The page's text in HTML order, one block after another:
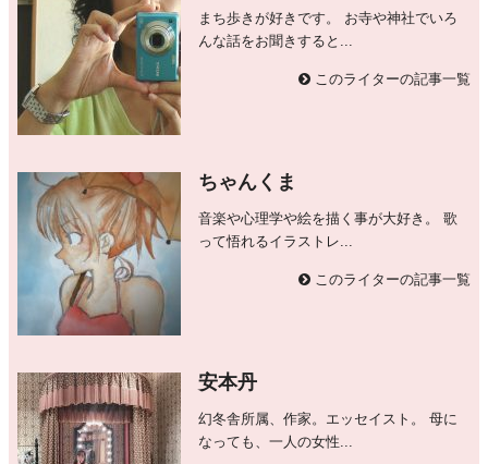
まち歩きが好きです。 お寺や神社でいろ
んな話をお聞きすると...
このライターの記事一覧
ちゃんくま
音楽や心理学や絵を描く事が大好き。 歌
って悟れるイラストレ...
このライターの記事一覧
安本丹
幻冬舎所属、作家。エッセイスト。 母に
なっても、一人の女性...